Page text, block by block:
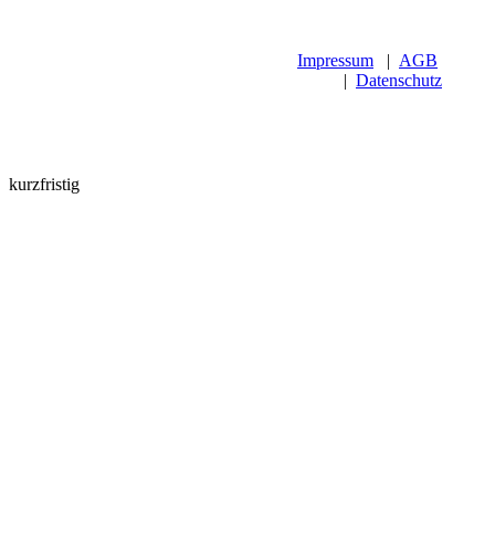
Impressum | AGB
| Datenschutz
kurzfristig